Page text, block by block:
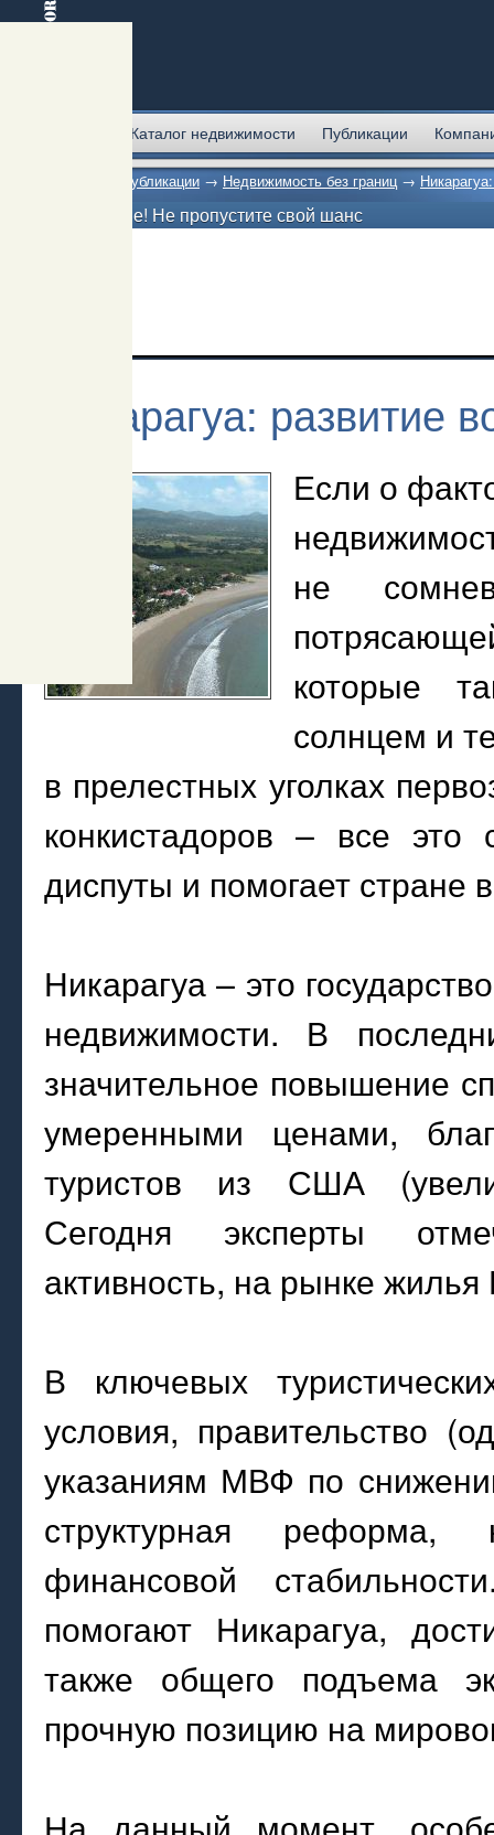
Каталог недвижимости Публикации
Публикации → Недвижимость без границ →
Внимание! Не пропустите свой шанс
Никарагуа: развитие
Если о
не
которые
солнцем и
в прелестных уголках
конкистадоров – все это
диспуты и помогает стране
Никарагуа – это
недвижимости. В
значительное повышение
умеренными ценами,
туристов из США
Сегодня эксперты
активность, на рынке жилья
В ключевых
условия, правительство
указаниям МВФ по
структурная реформа,
финансовой
помогают Никарагуа,
также общего подъема
прочную позицию на